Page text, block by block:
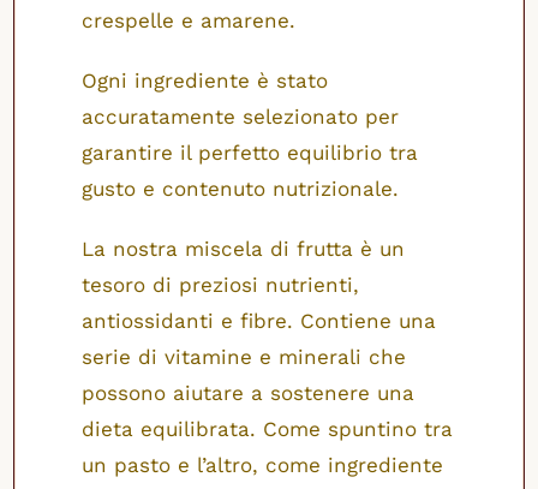
crespelle e amarene.
Ogni ingrediente è stato
accuratamente selezionato per
garantire il perfetto equilibrio tra
gusto e contenuto nutrizionale.
La nostra miscela di frutta è un
tesoro di preziosi nutrienti,
antiossidanti e fibre. Contiene una
serie di vitamine e minerali che
possono aiutare a sostenere una
dieta equilibrata. Come spuntino tra
un pasto e l’altro, come ingrediente